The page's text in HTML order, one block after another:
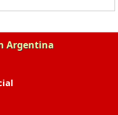
Argentina